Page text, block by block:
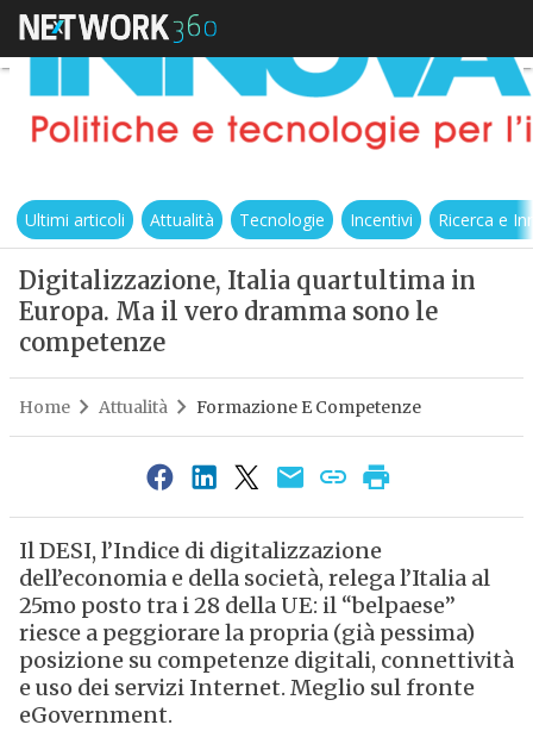
Ultimi articoli Attualità Tecnologie Incentivi Ricerca e
Digitalizzazione, Italia quartultima in
Europa. Ma il vero dramma sono le
competenze
Home Attualità Formazione E Competenze
Il DESI, l’Indice di digitalizzazione
dell’economia e della società, relega l’Italia al
25mo posto tra i 28 della UE: il “belpaese”
riesce a peggiorare la propria (già pessima)
posizione su competenze digitali, connettività
e uso dei servizi Internet. Meglio sul fronte
eGovernment.